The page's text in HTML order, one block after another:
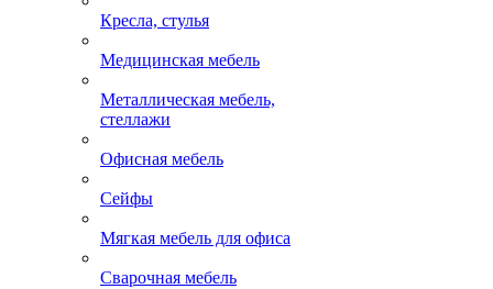
Кресла, стулья
Медицинская мебель
Металлическая мебель,
стеллажи
Офисная мебель
Сейфы
Мягкая мебель для офиса
Сварочная мебель